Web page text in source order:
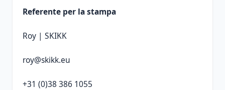
Referente per la stampa
Roy | SKIKK
roy@skikk.eu
+31 (0)38 386 1055